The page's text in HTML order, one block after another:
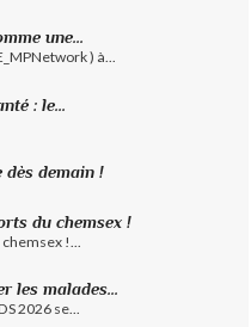
une...
) à...
: le...
dès demain !
du chemsex !
!...
les malades...
2026 se...